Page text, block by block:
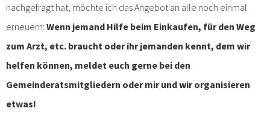
nachgefragt hat, möchte ich das Angebot an alle noch einmal
erneuern: Wenn jemand Hilfe beim Einkaufen, für den Weg
zum Arzt, etc. braucht oder ihr jemanden kennt, dem wir
helfen können, meldet euch gerne bei den
Gemeinderatsmitgliedern oder mir und wir organisieren
etwas!